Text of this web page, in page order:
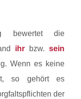
bewertet die
ihr bzw.sein
Wenn es keine
so gehört es
der